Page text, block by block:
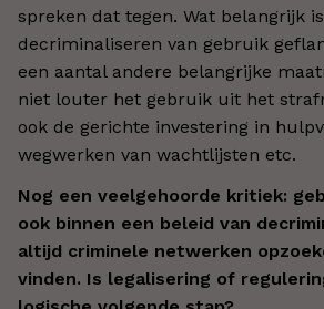
spreken dat tegen. Wat belangrijk
decriminaliseren van gebruik
een aantal andere belangrijke
niet louter het gebruik uit het
ook de gerichte investering in
wegwerken van wachtlijsten etc.
Nog een veelgehoorde kritiek:
ook binnen een beleid van
altijd criminele netwerken
vinden. Is legalisering of